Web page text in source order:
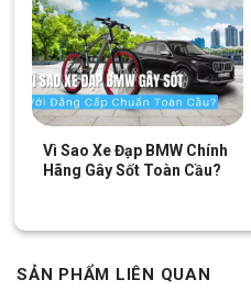
Vì Sao Xe Đạp BMW Chính
Hãng Gây Sốt Toàn Cầu?
SẢN PHẨM LIÊN QUAN